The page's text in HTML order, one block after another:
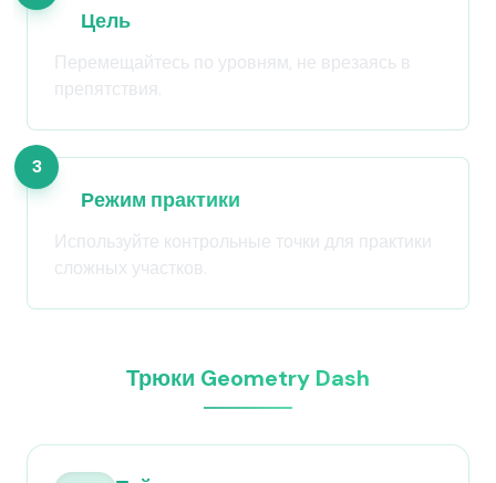
Цель
Перемещайтесь по уровням, не врезаясь в
препятствия.
3
Режим практики
Используйте контрольные точки для практики
сложных участков.
Трюки Geometry Dash